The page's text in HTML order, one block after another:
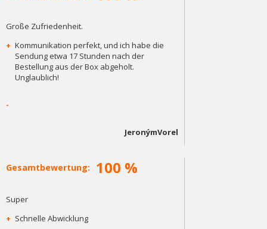
Große Zufriedenheit.
+ Kommunikation perfekt, und ich habe die
Sendung etwa 17 Stunden nach der
Bestellung aus der Box abgeholt.
Unglaublich!
-
JeronýmVorel
Gesamtbewertung: 100 %
Super
+ Schnelle Abwicklung